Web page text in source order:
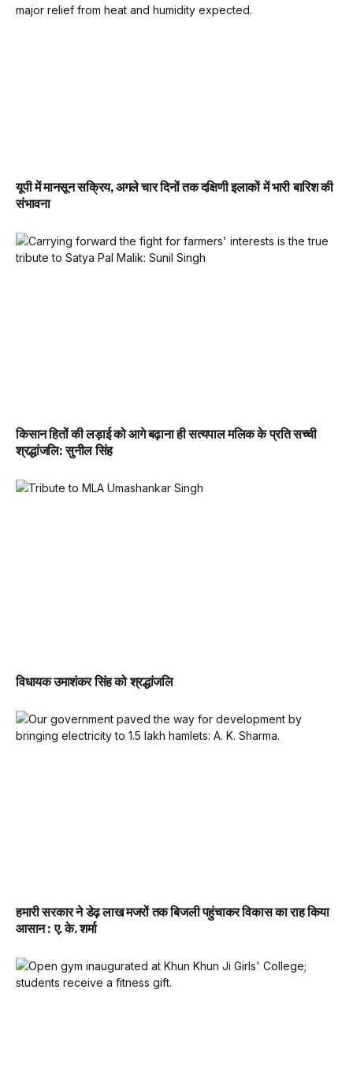
यूपी में मानसून सक्रिय, अगले चार दिनों तक दक्षिणी इलाकों में भारी बारिश की
संभावना
किसान हितों की लड़ाई को आगे बढ़ाना ही सत्यपाल मलिक के प्रति सच्ची
श्रद्धांजलि: सुनील सिंह
विधायक उमाशंकर सिंह को श्रद्धांजलि
हमारी सरकार ने डेढ़ लाख मजरों तक बिजली पहुंचाकर विकास का राह किया
आसान : ए. के. शर्मा